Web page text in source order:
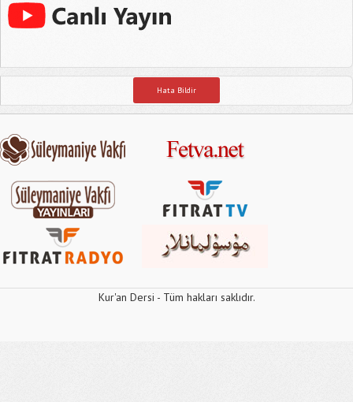
Hata Bildir
Kur'an Dersi - Tüm hakları saklıdır.